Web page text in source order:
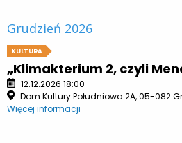
Grudzień 2026
KULTURA
„Klimakterium 2, czyli
12.12.2026 18:00
Dom Kultury Południowa 2A, 05-082
Więcej informacji